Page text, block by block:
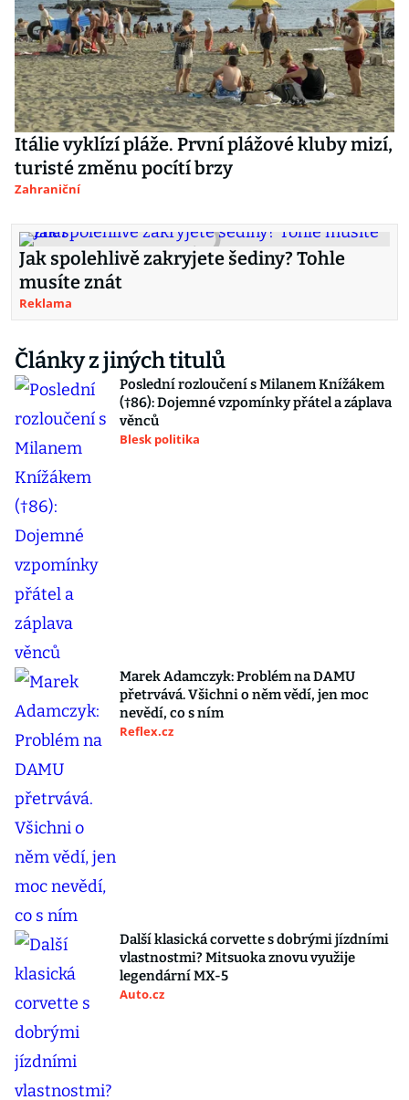
Itálie vyklízí pláže. První plážové kluby mizí,
turisté změnu pocítí brzy
Zahraniční
Jak spolehlivě zakryjete šediny? Tohle
musíte znát
Reklama
Články z jiných titulů
Poslední rozloučení s Milanem Knížákem
(†86): Dojemné vzpomínky přátel a záplava
věnců
Blesk politika
Marek Adamczyk: Problém na DAMU
přetrvává. Všichni o něm vědí, jen moc
nevědí, co s ním
Reflex.cz
Další klasická corvette s dobrými jízdními
vlastnostmi? Mitsuoka znovu využije
legendární MX-5
Auto.cz